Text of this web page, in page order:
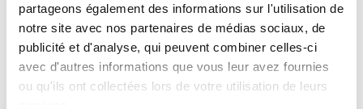
partageons également des informations sur l'utilisation de
notre site avec nos partenaires de médias sociaux, de
publicité et d'analyse, qui peuvent combiner celles-ci
avec d'autres informations que vous leur avez fournies
ou qu'ils ont collectées lors de votre utilisation de leurs
Auteurs
Marco Cavallone, Patrik Gonçalves Jorge, Raphaël